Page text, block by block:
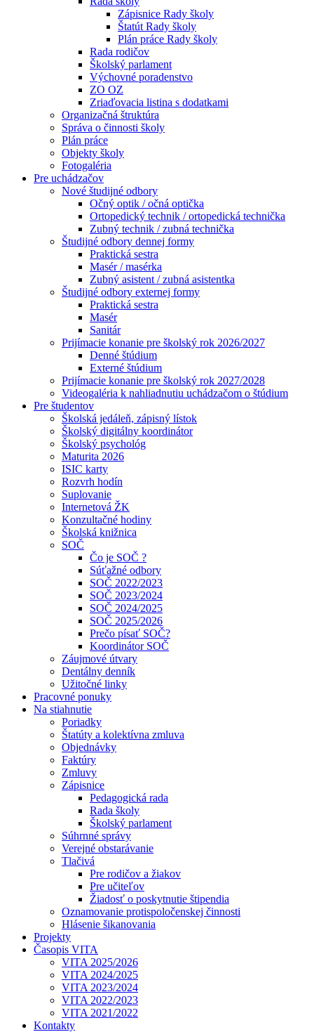
Zápisnice Rady školy
Štatút Rady školy
Plán práce Rady školy
Rada rodičov
Školský parlament
Výchovné poradenstvo
ZO OZ
Zriaďovacia listina s dodatkami
Organizačná štruktúra
Správa o činnosti školy
Plán práce
Objekty školy
Fotogaléria
Pre uchádzačov
Nové študijné odbory
Očný optik / očná optička
Ortopedický technik / ortopedická technička
Zubný technik / zubná technička
Študijné odbory dennej formy
Praktická sestra
Masér / masérka
Zubný asistent / zubná asistentka
Študijné odbory externej formy
Praktická sestra
Masér
Sanitár
Prijímacie konanie pre školský rok 2026/2027
Denné štúdium
Externé štúdium
Prijímacie konanie pre školský rok 2027/2028
Videogaléria k nahliadnutiu uchádzačom o štúdium
Pre študentov
Školská jedáleň, zápisný lístok
Školský digitálny koordinátor
Školský psychológ
Maturita 2026
ISIC karty
Rozvrh hodín
Suplovanie
Internetová ŽK
Konzultačné hodiny
Školská knižnica
SOČ
Čo je SOČ ?
Súťažné odbory
SOČ 2022/2023
SOČ 2023/2024
SOČ 2024/2025
SOČ 2025/2026
Prečo písať SOČ?
Koordinátor SOČ
Záujmové útvary
Dentálny denník
Užitočné linky
Pracovné ponuky
Na stiahnutie
Poriadky
Štatúty a kolektívna zmluva
Objednávky
Faktúry
Zmluvy
Zápisnice
Pedagogická rada
Rada školy
Školský parlament
Súhrnné správy
Verejné obstarávanie
Tlačivá
Pre rodičov a žiakov
Pre učiteľov
Žiadosť o poskytnutie štipendia
Oznamovanie protispoločenskej činnosti
Hlásenie šikanovania
Projekty
Časopis VITA
VITA 2025/2026
VITA 2024/2025
VITA 2023/2024
VITA 2022/2023
VITA 2021/2022
Kontakty